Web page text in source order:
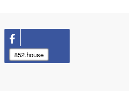
852.house